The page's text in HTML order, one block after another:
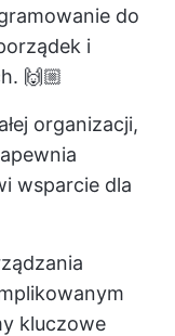
do
i
🙌🏼
organizacji,
wsparcie dla
kluczowe